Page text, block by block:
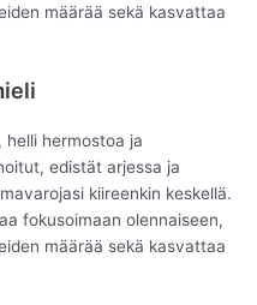
määrää sekä kasvattaa
helli hermostoa ja
edistät arjessa ja
kiireenkin keskellä.
fokusoimaan olennaiseen,
määrää sekä kasvattaa